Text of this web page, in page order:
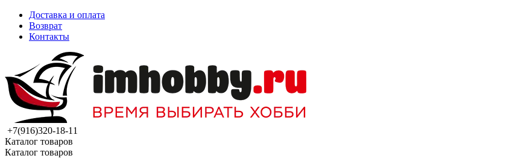
Доставка и оплата
Возврат
Контакты
+7(916)320-18-11
Каталог товаров
Каталог товаров